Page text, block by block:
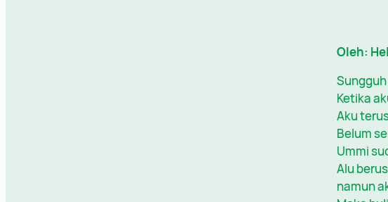
Oleh:
Ketika
Aku
Belum
Ummi
Alu
namun